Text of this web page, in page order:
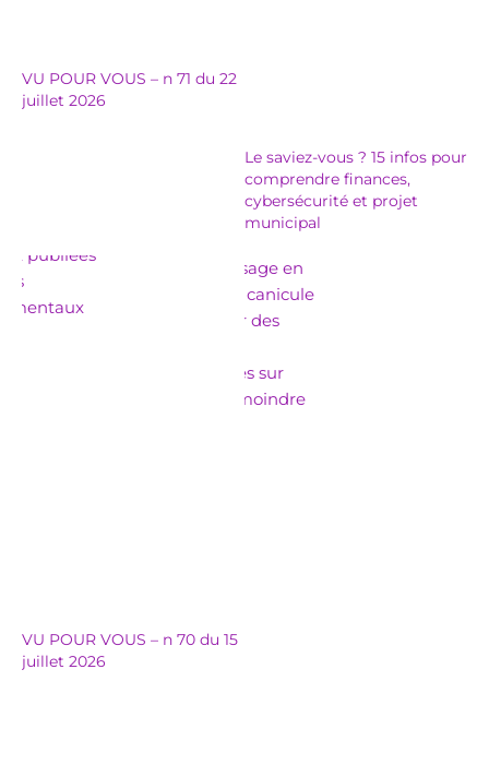
VU POUR VOUS – n 71 du 22
juillet 2026
Le saviez-vous ? 15 infos pour
comprendre finances,
cybersécurité et projet
municipal
VU POUR VOUS – n 70 du 15
juillet 2026